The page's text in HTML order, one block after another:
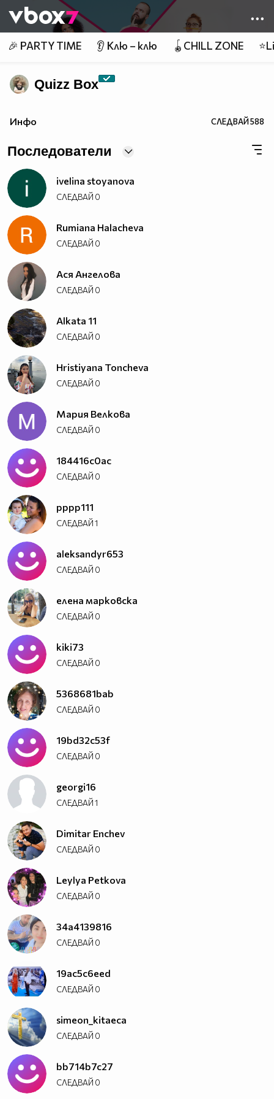
👾
🎉 PARTY TIME 👂 Клю – клю 🪀CHILL ZONE
Quizz Box
Инфо СЛЕДВАЙ588
Последователи
ivelina stoyanova
СЛЕДВАЙ 0
Rumiana Halacheva
СЛЕДВАЙ 0
Ася Ангелова
СЛЕДВАЙ 0
Alkata 11
СЛЕДВАЙ 0
Hristiyana Toncheva
СЛЕДВАЙ 0
Мария Велкова
СЛЕДВАЙ 0
184416c0ac
СЛЕДВАЙ 0
pppp111
СЛЕДВАЙ1
aleksandyr653
СЛЕДВАЙ 0
елена марковска
СЛЕДВАЙ 0
kiki73
СЛЕДВАЙ 0
5368681bab
СЛЕДВАЙ 0
19bd32c53f
СЛЕДВАЙ 0
georgi16
СЛЕДВАЙ1
Dimitar Enchev
СЛЕДВАЙ 0
Leylya Petkova
СЛЕДВАЙ 0
34a4139816
СЛЕДВАЙ 0
19ac5c6eed
СЛЕДВАЙ 0
simeon_kitaeca
СЛЕДВАЙ 0
bb714b7c27
СЛЕДВАЙ 0